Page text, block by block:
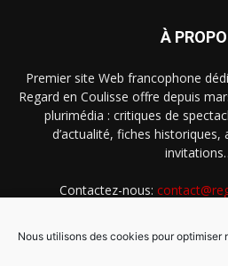
Nous utilisons des cookies pour
À
Premier site Web francophone
Regard en Coulisse offre depuis
plurimédia : critiques de
d’actualité, fiches historiques,
Contactez-nous: